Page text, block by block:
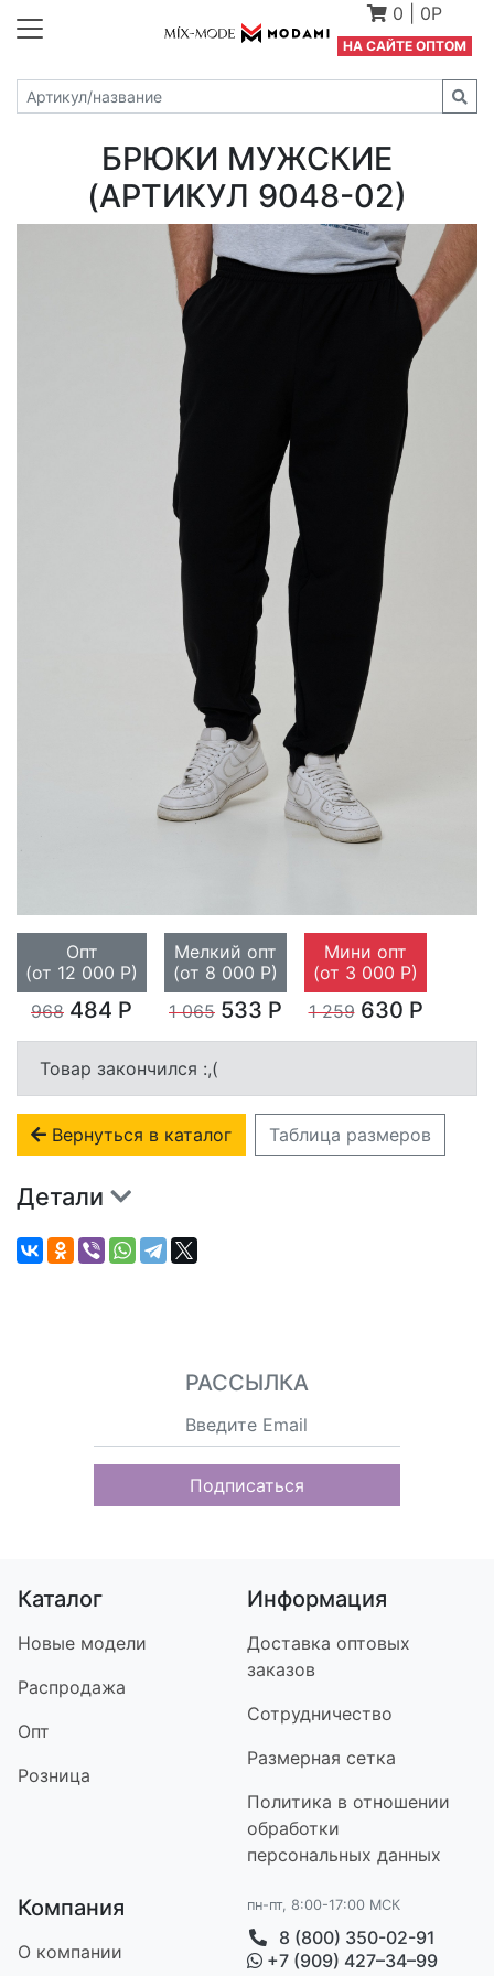
0 0Р
НА САЙТЕ ОПТОМ
БРЮКИ МУЖСКИЕ
(АРТИКУЛ 9048-02)
Опт
(от 12 000 Р)
968 484 Р
Мелкий опт
(от 8 000 Р)
1 065 533 Р
Мини опт
(от 3 000 Р)
1 259630 Р
Товар закончился :,(
Вернуться в каталог Таблица размеров
Детали
РАССЫЛКА
Подписаться
Каталог
Новые модели
Распродажа
Опт
Розница
Информация
Доставка оптовых
заказов
Сотрудничество
Размерная сетка
Политика в отношении
обработки
персональных данных
Компания
О компании
пн-пт, 8:00-17:00 МСК
8 (800) 350-02-91
+7 (909) 427–34–99